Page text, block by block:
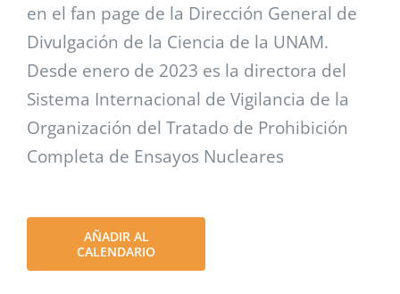
en el fan page de la Dirección General de
Divulgación de la Ciencia de la UNAM.
Desde enero de 2023 es la directora del
Sistema Internacional de Vigilancia de la
Organización del Tratado de Prohibición
Completa de Ensayos Nucleares
AÑADIR AL
CALENDARIO